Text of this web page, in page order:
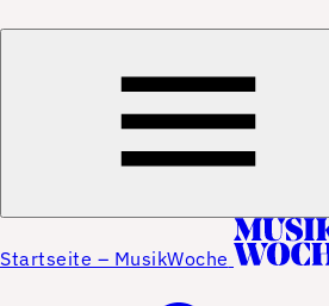
Startseite – MusikWoche